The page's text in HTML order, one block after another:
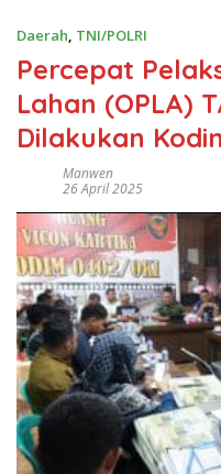
Daerah, TNI/POLRI
Percepat
Lahan (OPLA)
Dilakukan
Manwen
26 April 2025